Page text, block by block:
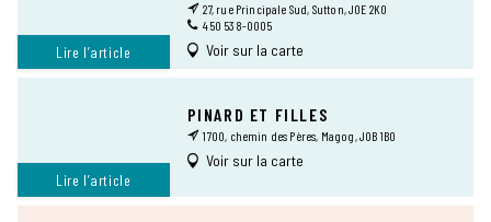
Lire l’article
27, rue Principale Sud, Sutton, J0E 2K0
450 538-0005
Voir sur la carte
Lire l’article
PINARD ET FILLES
1700, chemin des Pères, Magog, J0B 1B0
Voir sur la carte